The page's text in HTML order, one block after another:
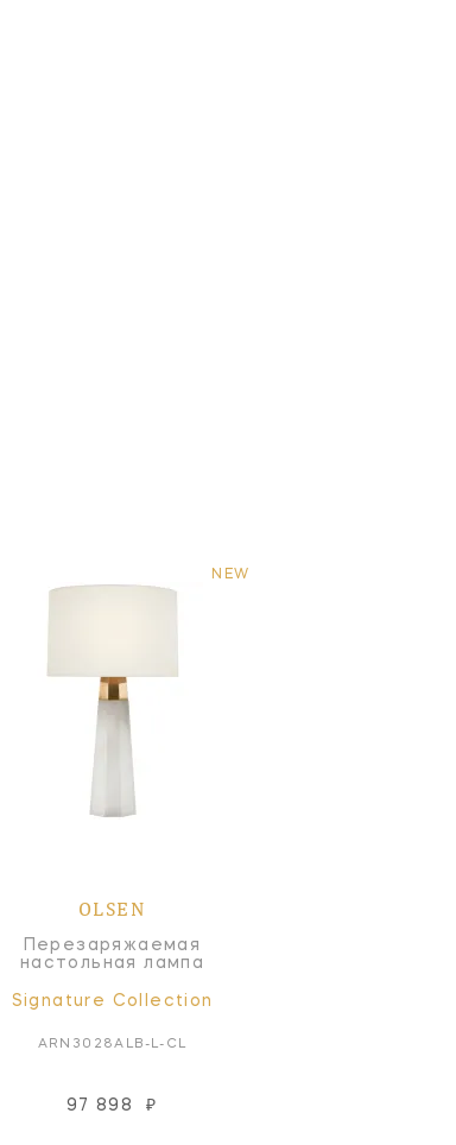
NEW
OLSEN
Перезаряжаемая
настольная лампа
Signature Collection
ARN3028ALB-L-CL
97 898 ₽